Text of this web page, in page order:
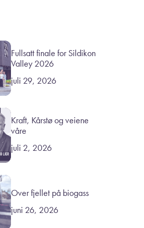
Fullsatt finale for Sildikon
Valley 2026
juli 29, 2026
Kraft, Kårstø og veiene
våre
juli 2, 2026
Over fjellet på biogass
juni 26, 2026